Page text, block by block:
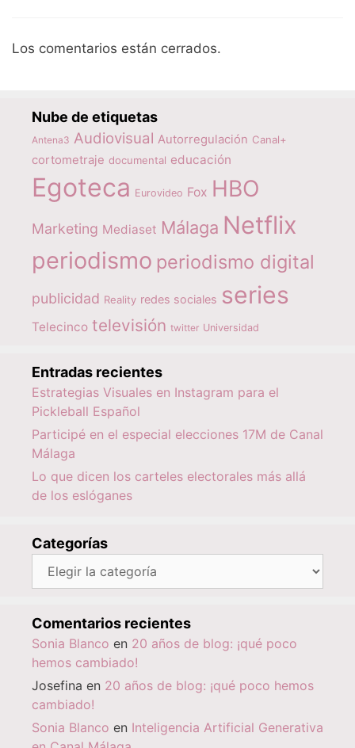
Los comentarios están cerrados.
Nube de etiquetas
Antena3 Audiovisual Autorregulación Canal+
cortometraje documental educación
Egoteca Eurovideo Fox HBO
Marketing Mediaset Málaga Netflix
periodismo periodismo digital
publicidad Reality redes sociales series
Telecinco televisión twitter Universidad
Entradas recientes
Estrategias Visuales en Instagram para el
Pickleball Español
Participé en el especial elecciones 17M de Canal
Málaga
Lo que dicen los carteles electorales más allá
de los eslóganes
Categorías
Categorías
Comentarios recientes
Sonia Blanco en 20 años de blog: ¡qué poco
hemos cambiado!
Josefina en 20 años de blog: ¡qué poco hemos
cambiado!
Sonia Blanco en Inteligencia Artificial Generativa